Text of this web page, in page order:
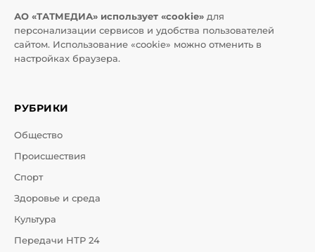
АО «ТАТМЕДИА» использует «cookie» для
персонализации сервисов и удобства пользователей
сайтом. Использование «cookie» можно отменить в
настройках браузера.
РУБРИКИ
Общество
Происшествия
Спорт
Здоровье и среда
Культура
Передачи НТР 24